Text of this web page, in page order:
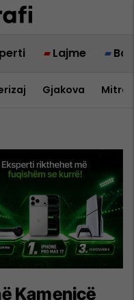
Lajme
Gjakova
Kamenicë